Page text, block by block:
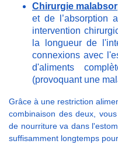
Chirurgie
et de l’absorption
intervention
la longueur de
connexions avec
d'aliments
(provoquant une
Grâce à une restriction
combinaison des deux,
de nourriture va dans
suffisamment longtemps